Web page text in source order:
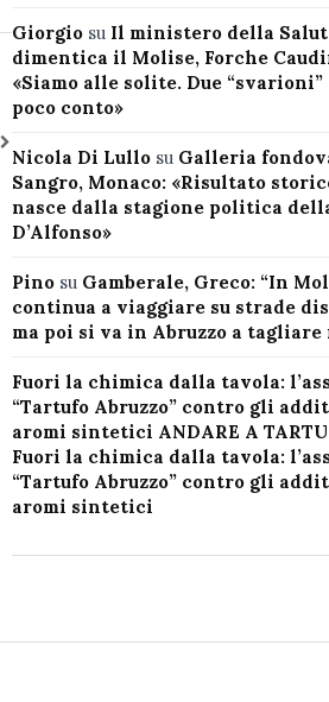
Giorgiosu Il ministero della
dimentica il Molise, Forche
«Siamo alle solite. Due
poco conto»
Nicola Di Lullosu Galleria
Sangro, Monaco: «Risultato
nasce dalla stagione politica
D’Alfonso»
Pinosu Gamberale, Greco: “In
continua a viaggiare su strade
ma poi si va in Abruzzo a tagliare
Fuori la chimica dalla tavola:
“Tartufo Abruzzo” contro gli
aromi sintetici ANDARE A
Fuori la chimica dalla tavola:
“Tartufo Abruzzo” contro gli
aromi sintetici